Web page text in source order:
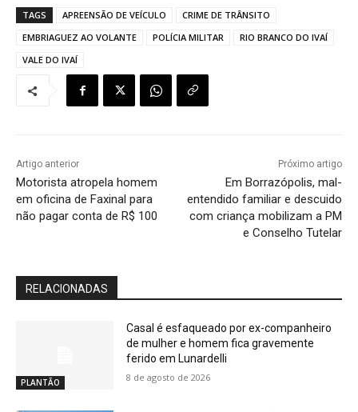
TAGS APREENSÃO DE VEÍCULO
CRIME DE TRÂNSITO
EMBRIAGUEZ AO VOLANTE
POLÍCIA MILITAR
RIO BRANCO DO IVAÍ
VALE DO IVAÍ
Artigo anterior
Motorista atropela homem
em oficina de Faxinal para
não pagar conta de R$ 100
Próximo artigo
Em Borrazópolis, mal-
entendido familiar e descuido
com criança mobilizam a PM
e Conselho Tutelar
RELACIONADAS
PLANTÃO
Casal é esfaqueado por ex-companheiro
de mulher e homem fica gravemente
ferido em Lunardelli
8 de agosto de 2026